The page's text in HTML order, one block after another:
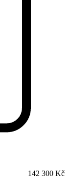
142 300 Kč